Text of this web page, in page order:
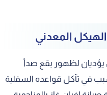
المعدني
لظهور بقع صدأ
في تآكل قواعده السفلية